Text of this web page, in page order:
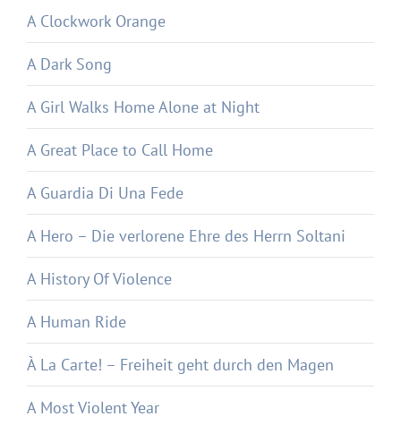
A Clockwork Orange
A Dark Song
A Girl Walks Home Alone at Night
A Great Place to Call Home
A Guardia Di Una Fede
A Hero – Die verlorene Ehre des Herrn Soltani
A History Of Violence
A Human Ride
À La Carte! – Freiheit geht durch den Magen
A Most Violent Year